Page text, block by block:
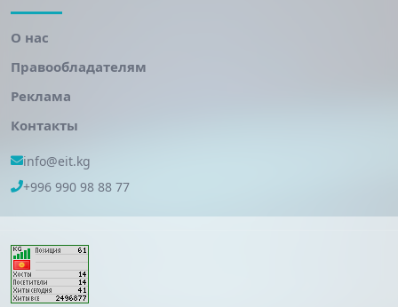
О нас
Правообладателям
Реклама
Контакты
info@eit.kg
+996 990 98 88 77